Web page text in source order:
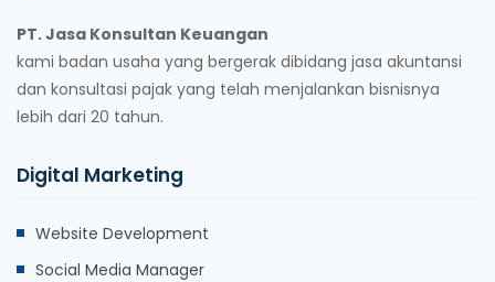
PT. Jasa Konsultan Keuangan
kami badan usaha yang bergerak dibidang jasa akuntansi
dan konsultasi pajak yang telah menjalankan bisnisnya
lebih dari 20 tahun.
Digital Marketing
Website Development
Social Media Manager